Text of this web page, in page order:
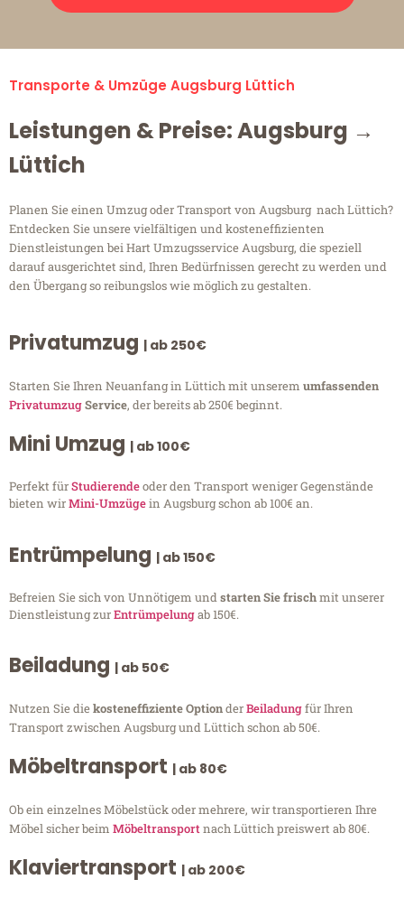
Transporte & Umzüge Augsburg Lüttich
Leistungen & Preise: Augsburg →
Lüttich
Planen Sie einen Umzug oder Transport von Augsburg nach Lüttich?
Entdecken Sie unsere vielfältigen und kosteneffizienten
Dienstleistungen bei Hart Umzugsservice Augsburg, die speziell
darauf ausgerichtet sind, Ihren Bedürfnissen gerecht zu werden und
den Übergang so reibungslos wie möglich zu gestalten.
Privatumzug | ab 250€
Starten Sie Ihren Neuanfang in Lüttich mit unserem umfassenden
PrivatumzugService, der bereits ab 250€ beginnt.
Mini Umzug | ab 100€
Perfekt fürStudierendeoder den Transport weniger Gegenstände
bieten wirMini-Umzügein Augsburg schon ab 100€ an.
Entrümpelung | ab 150€
Befreien Sie sich von Unnötigem undstarten Sie frischmit unserer
Dienstleistung zurEntrümpelungab 150€.
Beiladung | ab 50€
Nutzen Sie diekosteneffiziente OptionderBeiladungfür Ihren
Transport zwischen Augsburg und Lüttich schon ab 50€.
Möbeltransport | ab 80€
Ob ein einzelnes Möbelstück oder mehrere, wir transportieren Ihre
Möbel sicher beim Möbeltransportnach Lüttich preiswert ab 80€.
Klaviertransport | ab 200€